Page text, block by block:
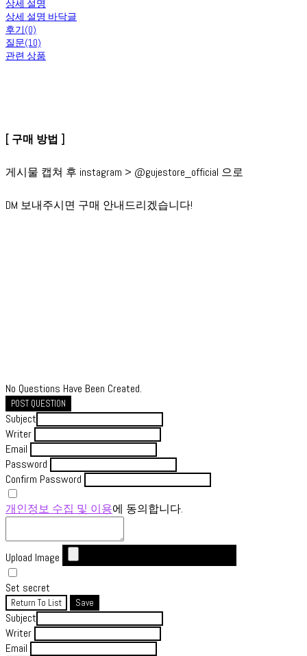
상세 설명
상세 설명 바닥글
후기(0)
질문(10)
관련 상품
[ 구매 방법 ]
게시물 캡쳐 후 instagram > @gujestore_official 으로
DM 보내주시면 구매 안내드리겠습니다!
No Questions Have Been Created.
POST QUESTION
Subject
Writer
Email
Password
Confirm Password
개인정보 수집 및 이용에 동의합니다.
Upload Image
Set secret
Return To List Save
Subject
Writer
Email